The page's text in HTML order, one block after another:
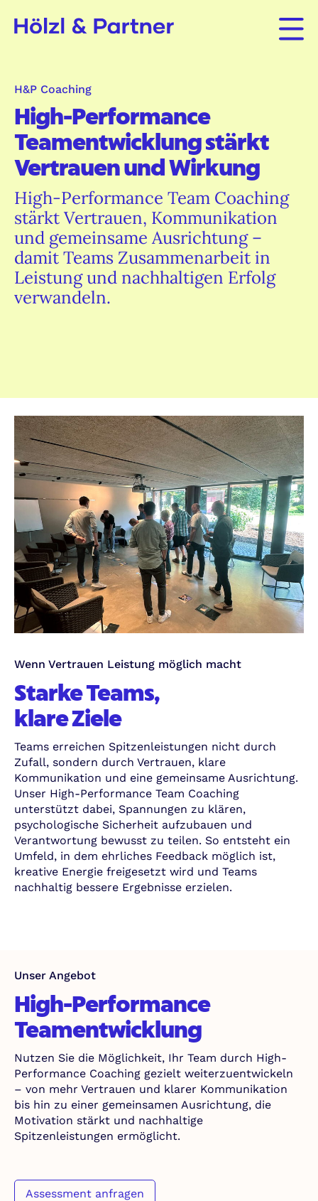
H&P Coaching
High-Performance
Teamentwicklung stärkt
Vertrauen und Wirkung
High-Performance Team Coaching
stärkt Vertrauen, Kommunikation
und gemeinsame Ausrichtung –
damit Teams Zusammenarbeit in
Leistung und nachhaltigen Erfolg
verwandeln.
Wenn Vertrauen Leistung möglich macht
Starke Teams,
klare Ziele
Teams erreichen Spitzenleistungen nicht durch
Zufall, sondern durch Vertrauen, klare
Kommunikation und eine gemeinsame Ausrichtung.
Unser High-Performance Team Coaching
unterstützt dabei, Spannungen zu klären,
psychologische Sicherheit aufzubauen und
Verantwortung bewusst zu teilen. So entsteht ein
Umfeld, in dem ehrliches Feedback möglich ist,
kreative Energie freigesetzt wird und Teams
nachhaltig bessere Ergebnisse erzielen.
Unser Angebot
High-Performance
Teamentwicklung
Nutzen Sie die Möglichkeit, Ihr Team durch High-
Performance Coaching gezielt weiterzuentwickeln
– von mehr Vertrauen und klarer Kommunikation
bis hin zu einer gemeinsamen Ausrichtung, die
Motivation stärkt und nachhaltige
Spitzenleistungen ermöglicht.
Assessment anfragen